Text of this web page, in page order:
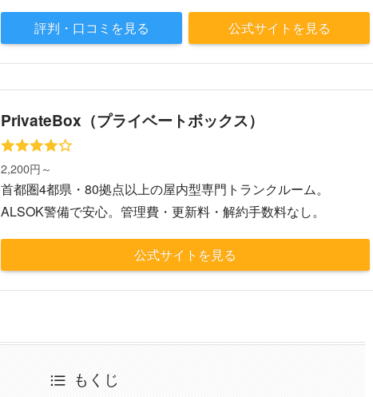
評判・口コミを見る 公式サイトを見る
PrivateBox（プライベートボックス）
2,200円～
首都圏4都県・80拠点以上の屋内型専門トランクルーム。
ALSOK警備で安心。管理費・更新料・解約手数料なし。
公式サイトを見る
もくじ